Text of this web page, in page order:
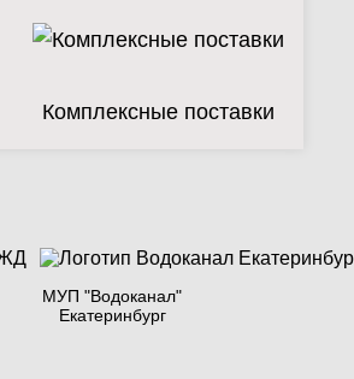
Комплексные поставки
МУП "Водоканал"
Екатеринбург